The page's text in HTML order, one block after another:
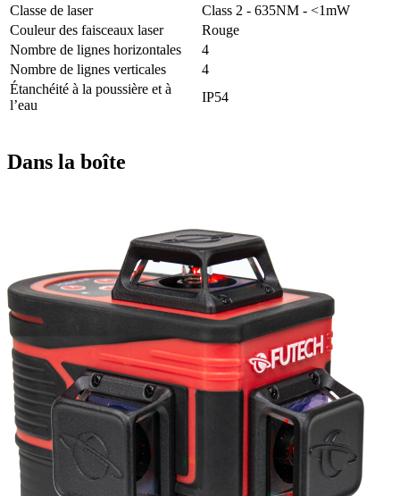
Classe de laser
Class 2 - 635NM - <1mW
Couleur des faisceaux laser
Rouge
Nombre de lignes horizontales
4
Nombre de lignes verticales
4
Étanchéité à la poussière et à
l’eau
IP54
Dans la boîte